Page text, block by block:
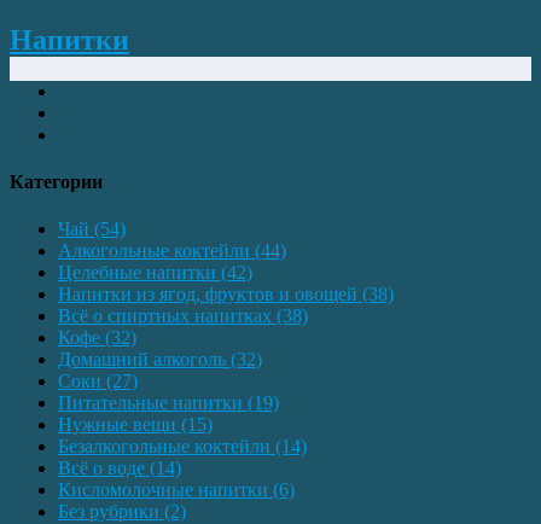
Напитки
Категории
Чай (54)
Алкогольные коктейли (44)
Целебные напитки (42)
Напитки из ягод, фруктов и овощей (38)
Всё о спиртных напитках (38)
Кофе (32)
Домашний алкоголь (32)
Соки (27)
Питательные напитки (19)
Нужные вещи (15)
Безалкогольные коктейли (14)
Всё о воде (14)
Кисломолочные напитки (6)
Без рубрики (2)